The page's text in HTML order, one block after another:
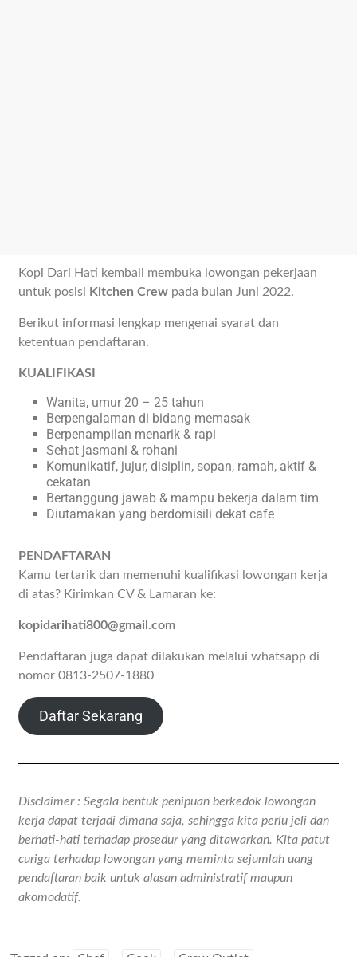
Kopi Dari Hati kembali membuka lowongan pekerjaan
untuk posisi Kitchen Crew pada bulan Juni 2022.
Berikut informasi lengkap mengenai syarat dan
ketentuan pendaftaran.
KUALIFIKASI
Wanita, umur 20 – 25 tahun
Berpengalaman di bidang memasak
Berpenampilan menarik & rapi
Sehat jasmani & rohani
Komunikatif, jujur, disiplin, sopan, ramah, aktif &
cekatan
Bertanggung jawab & mampu bekerja dalam tim
Diutamakan yang berdomisili dekat cafe
PENDAFTARAN
Kamu tertarik dan memenuhi kualifikasi lowongan kerja
di atas? Kirimkan CV & Lamaran ke:
kopidarihati800@gmail.com
Pendaftaran juga dapat dilakukan melalui whatsapp di
nomor 0813-2507-1880
Daftar Sekarang
Disclaimer : Segala bentuk penipuan berkedok lowongan
kerja dapat terjadi dimana saja, sehingga kita perlu jeli dan
berhati-hati terhadap prosedur yang ditawarkan. Kita patut
curiga terhadap lowongan yang meminta sejumlah uang
pendaftaran baik untuk alasan administratif maupun
akomodatif.